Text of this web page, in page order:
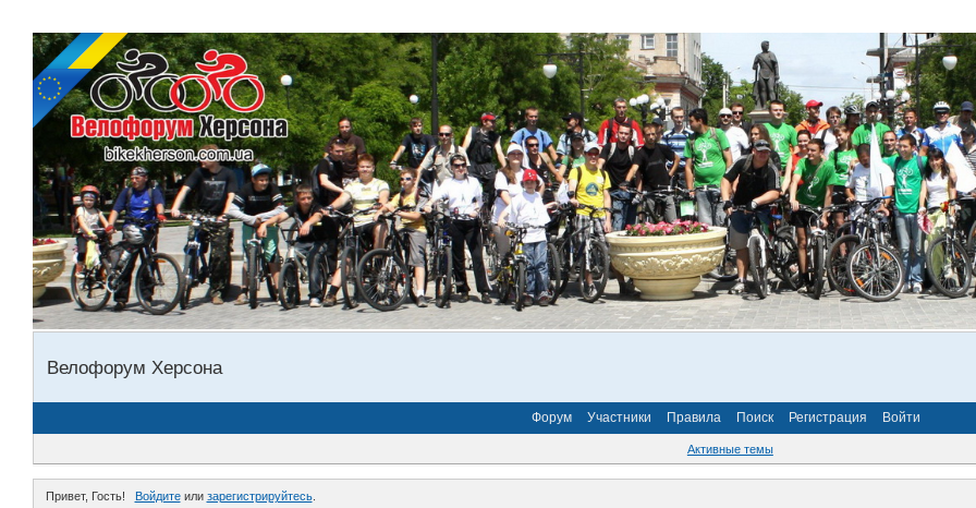
Велофорум Херсона
Форум Участники Правила Поиск Регистрация Войти
Активные темы
Привет, Гость! Войдитеили зарегистрируйтесь.